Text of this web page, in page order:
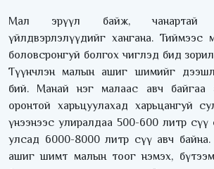
Мал эрүүл байж, чанартай
үйлдвэрлэлүүдийг хангана. Тиймээс
боловсронгуй болгох чиглэд бид
Түүнчлэн малын ашиг шимийг
бий. Манай нэг малаас авч
оронтой харьцуулахад харьцангуй
үнээнээс улиралдаа 500-600 литр
улсад 6000-8000 литр сүү авч
ашиг шимт малын тоог нэмэх,